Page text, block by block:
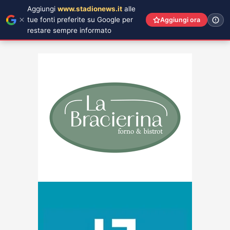
Aggiungi www.stadionews.it alle
tue fonti preferite su Google per
restare sempre informato
Aggiungi ora